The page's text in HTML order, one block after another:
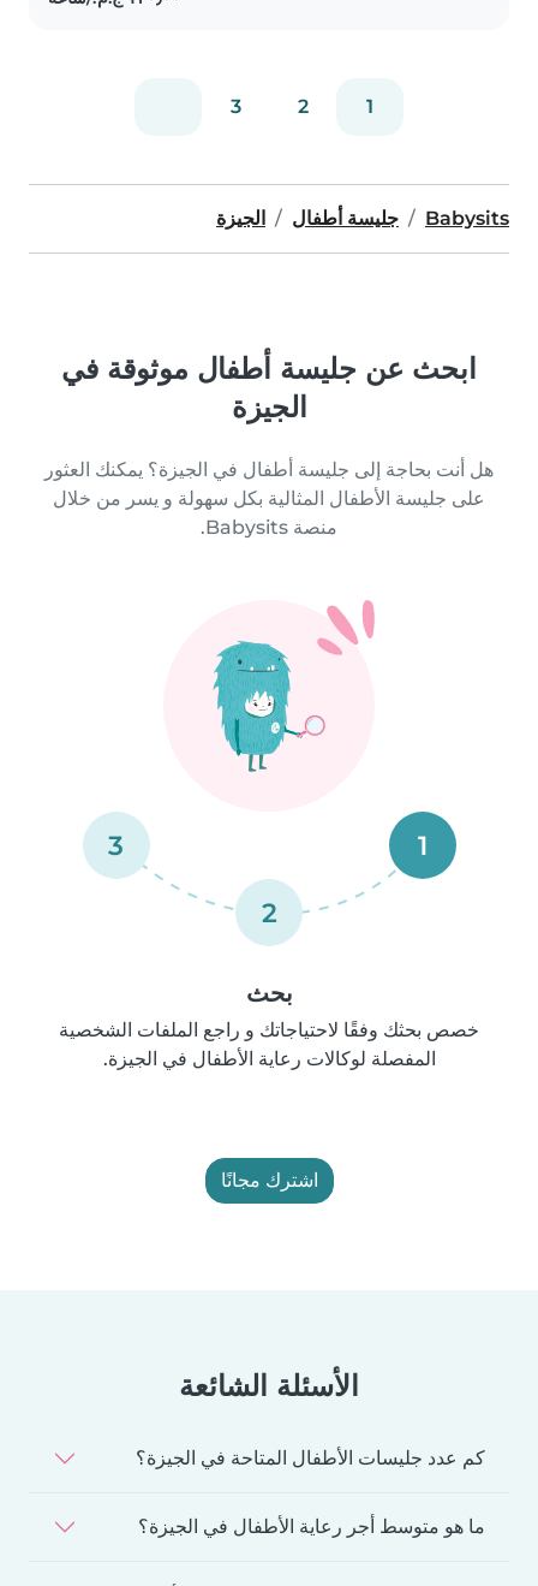
1
2
3
Babysits جليسة أطفال الجيزة
ابحث عن جليسة أطفال موثوقة في
الجيزة
هل أنت بحاجة إلى جليسة أطفال في الجيزة؟ يمكنك العثور
على جليسة الأطفال المثالية بكل سهولة و يسر من خلال
منصة Babysits.
1
2
3
بحث
خصص بحثك وفقًا لاحتياجاتك و راجع الملفات الشخصية
المفصلة لوكالات رعاية الأطفال في الجيزة.
اشترك مجانًا
الأسئلة الشائعة
كم عدد جليسات الأطفال المتاحة في الجيزة؟
ما هو متوسط أجر رعاية الأطفال في الجيزة؟